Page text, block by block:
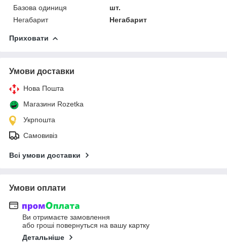
Базова одиниця
шт.
Негабарит
Негабарит
Приховати
Умови доставки
Нова Пошта
Магазини Rozetka
Укрпошта
Самовивіз
Всі умови доставки
Умови оплати
Ви отримаєте замовлення
або гроші повернуться на вашу картку
Детальніше